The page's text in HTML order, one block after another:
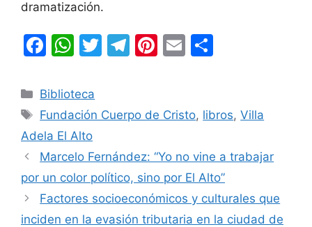
dramatización.
F
c
e
b
o
o
k
W
at
s
A
p
p
T
er
T
gr
m
Pi
e
E
l
p
tir
Categorías
Biblioteca
Etiquetas
Fundación Cuerpo de Cristo, libros,Villa
Adela El Alto
Marcelo Fernández: “Yo no vine a trabajar
por un color político, sino por El Alto”
Factores socioeconómicos y culturales que
inciden en la evasión tributaria en la ciudad de